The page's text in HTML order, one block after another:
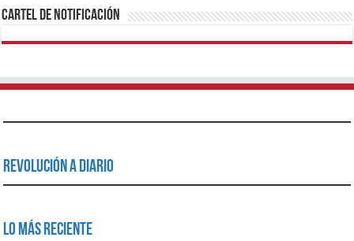
Cartel de Notificación
Revolución a Diario
Lo Más Reciente